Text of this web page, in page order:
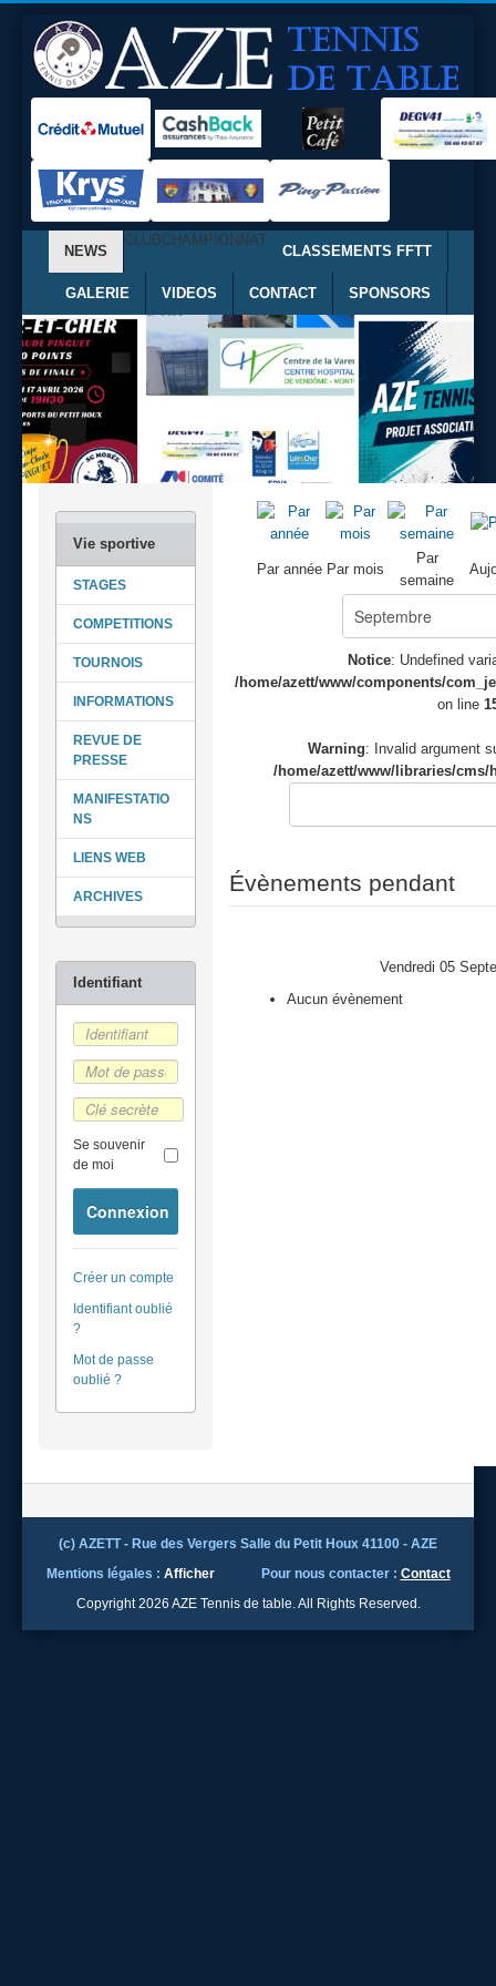
NEWS
CLUBCHAMPIONNAT
CLASSEMENTS FFTT
GALERIE VIDEOS CONTACT SPONSORS
Se souvenir
de moi
Connexion
Créer un compte
Identifiant oublié
?
Mot de passe
oublié ?
STAGES
COMPETITIONS
TOURNOIS
INFORMATIONS
REVUE DE
PRESSE
MANIFESTATIO
NS
LIENS WEB
ARCHIVES
Par année Par mois
Par
semaine
Notice: Undefined
/home/azett/www/components/
on line
Warning: Invalid argument
/home/azett/www/libraries/cms/
Évènements pendant
Vendredi 05
Aucun évènement
(c) AZETT - Rue des Vergers Salle du Petit Houx 41100 - AZE
Mentions légales : Afficher Pour nous contacter : Contact
Copyright 2026 AZE Tennis de table. All Rights Reserved.